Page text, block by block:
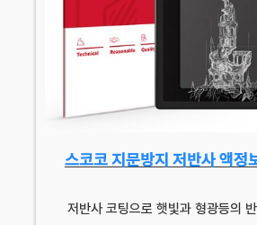
스코코 지문방지 저반사 액정
저반사 코팅으로 햇빛과 형광등의